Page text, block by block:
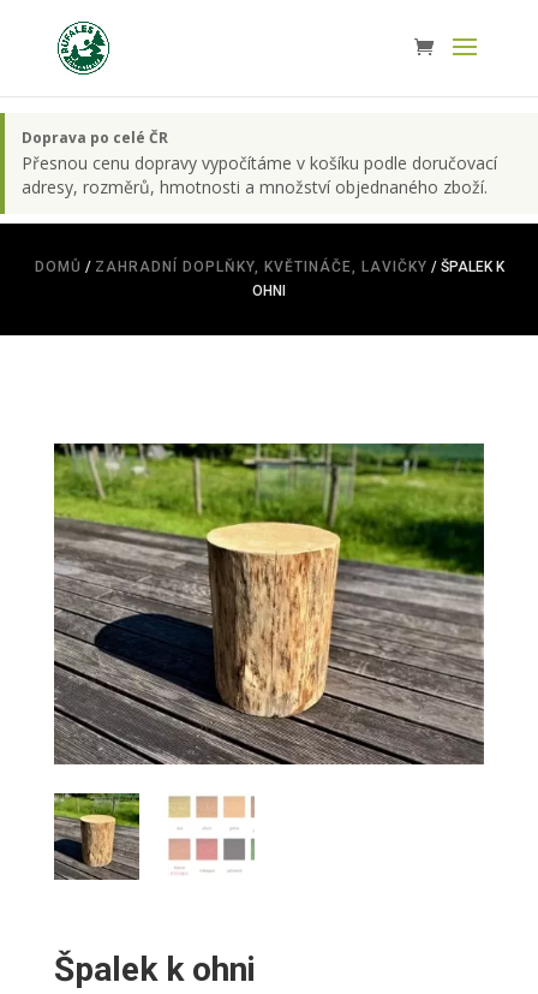
Doprava po celé ČR
Přesnou cenu dopravy vypočítáme v košíku podle doručovací
adresy, rozměrů, hmotnosti a množství objednaného zboží.
DOMŮ / ZAHRADNÍ DOPLŇKY, KVĚTINÁČE, LAVIČKY / ŠPALEK K
OHNI
Špalek k ohni